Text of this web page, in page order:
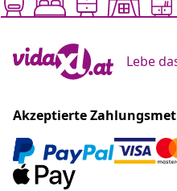
Lebe
Akzeptierte